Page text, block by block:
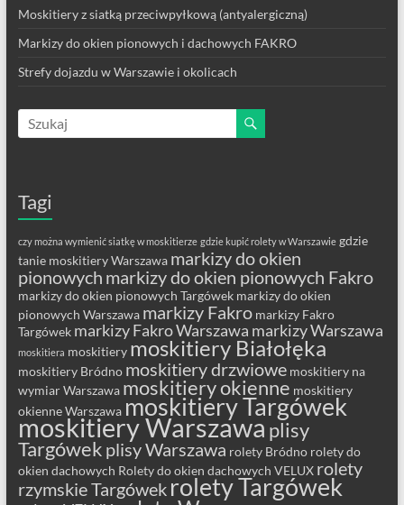
Moskitiery z siatką przeciwpyłkową (antyalergiczną)
Markizy do okien pionowych i dachowych FAKRO
Strefy dojazdu w Warszawie i okolicach
Tagi
czy można wymienić siatkę w moskitierze gdzie kupić rolety w Warszawie gdzie
tanie moskitiery Warszawa markizy do okien
pionowych markizy do okien pionowych Fakro
markizy do okien pionowych Targówek markizy do okien
pionowych Warszawa markizy Fakro markizy Fakro
Targówek markizy Fakro Warszawa markizy Warszawa
moskitiera moskitiery moskitiery Białołęka
moskitiery Bródno moskitiery drzwiowe moskitiery na
wymiar Warszawa moskitiery okienne moskitiery
okienne Warszawa moskitiery Targówek
moskitiery Warszawaplisy
Targówek plisy Warszawa rolety Bródno rolety do
okien dachowych Rolety do okien dachowych VELUX rolety
rzymskie Targówek rolety Targówek